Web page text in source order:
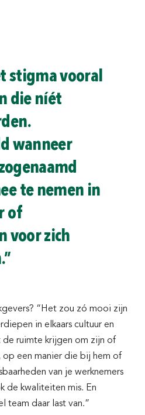
stigma vooral
die níét
wanneer
te nemen in
of
voor zich
“Het zou zó mooi zijn
in elkaars cultuur en
ruimte krijgen om zijn of
een manier die bij hem of
van je werknemers
de kwaliteiten mis. En
team daar last van.”